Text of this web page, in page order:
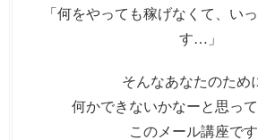
「何をやっても稼げなくて、い
す…」
そんなあなたのため
何かできないかなーと思っ
このメール講座です